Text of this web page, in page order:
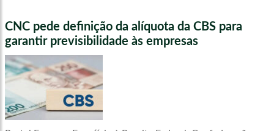
CNC pede definição da alíquota da CBS para
garantir previsibilidade às empresas